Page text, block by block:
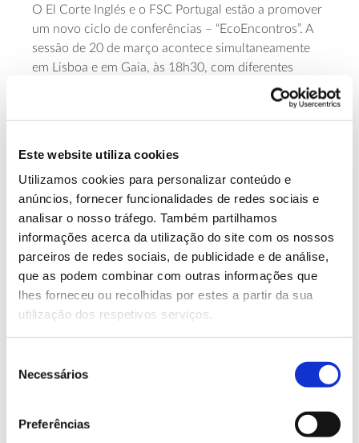
Este website utiliza cookies
Utilizamos cookies para personalizar conteúdo e
anúncios, fornecer funcionalidades de redes sociais e
analisar o nosso tráfego. Também partilhamos
informações acerca da utilização do site com os nossos
parceiros de redes sociais, de publicidade e de análise,
que as podem combinar com outras informações que
lhes forneceu ou recolhidas por estes a partir da sua
utilização dos respetivos serviços.
Necessários
Preferências
O El Corte Inglés e o FSC Portugal estão a promover
um novo ciclo de conferências – “EcoEncontros”. A
sessão de 20 de março acontece simultaneamente
em Lisboa e em Gaia, às 18h30, com diferentes
oradores, para promover o diálogo sobre a urgência
da gestão florestal responsável e sobre o impacto
que o consumo sustentável de produtos de origem
Saiba mais
13.07.2026
Genoma do priolo e de outras espécies em risco:
conhecer para conservar
02.07.2026
Registar galhas de Trichi em acácia-das-espigas:
cidadãos chamados a ajudar